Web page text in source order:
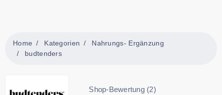
Home Kategorien
Nahrungs- Ergänzung
budtenders
Shop-Bewertung (2)